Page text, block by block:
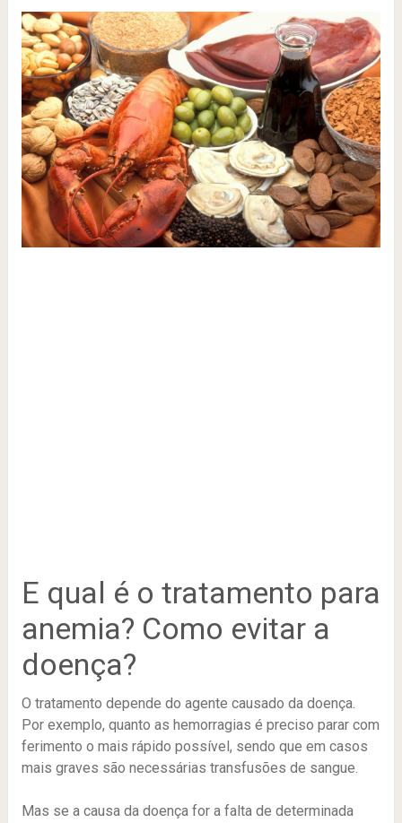
E qual é o tratamento para
anemia? Como evitar a
doença?
O tratamento depende do agente causado da doença.
Por exemplo, quanto as hemorragias é preciso parar com
ferimento o mais rápido possível, sendo que em casos
mais graves são necessárias transfusões de sangue.
Mas se a causa da doença for a falta de determinada